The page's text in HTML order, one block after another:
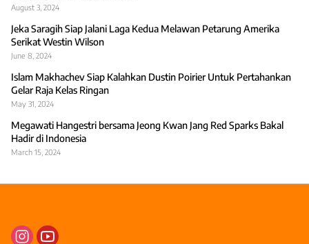
August 3, 2024
Jeka Saragih Siap Jalani Laga Kedua Melawan Petarung Amerika
Serikat Westin Wilson
June 8, 2024
Islam Makhachev Siap Kalahkan Dustin Poirier Untuk Pertahankan
Gelar Raja Kelas Ringan
May 31, 2024
Megawati Hangestri bersama Jeong Kwan Jang Red Sparks Bakal
Hadir di Indonesia
March 15, 2024